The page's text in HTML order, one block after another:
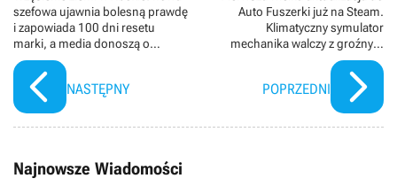
szefowa ujawnia bolesną prawdę
i zapowiada 100 dni resetu
marki, a media donoszą o
masowych zwolnieniach
NASTĘPNY
Auto Fuszerki już na Steam.
Klimatyczny symulator
mechanika walczy z groźnym
błędem, przez który gracze drżą
o swoje postępy
POPRZEDNI
Najnowsze Wiadomości